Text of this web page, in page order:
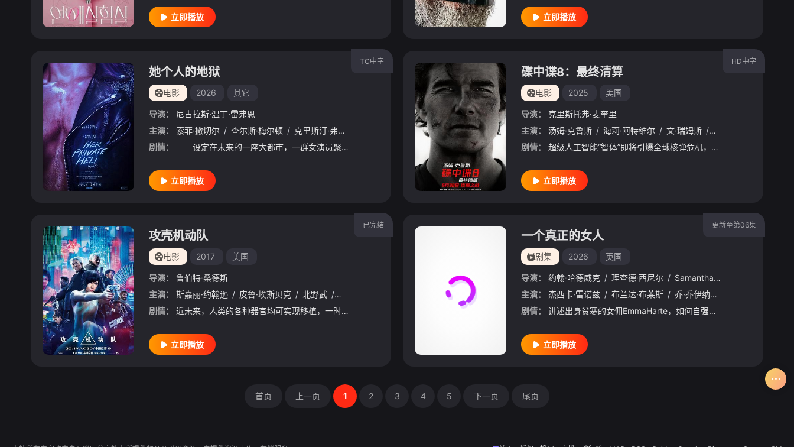
立即播放 立即播放
TC中字
她个人的地狱
电影 2026 其它
导演：
尼古拉斯·温丁·雷弗恩
主演：
索菲·撒切尔 / 查尔斯·梅尔顿 / 克里斯汀·弗劳赛斯 哈瓦娜·罗丝·刘 / 迭戈·卡尔瓦 / 忽那汐里 / 西岛秀俊 / 多格雷·斯科特 / 帕克·索耶 / 萝拉·考菲克森
剧情：
设定在未来的一座大都市，一群女演员聚集在一座豪华酒店，计划拍摄一部类似《太空英雌芭芭丽娜》的电影。与此同时，一个可憎的杀手“皮衣男/LeatherMan”穿梭在城市中猎杀女人。
立即播放
HD中字
碟中谍8：最终清算
电影 2025 美国
导演：
克里斯托弗·麦奎里
主演：
汤姆·克鲁斯 / 海莉·阿特维尔 / 文·瑞姆斯 / 西蒙·佩吉
剧情：
超级人工智能“智体”即将引爆全球核弹危机，把世界推向毁灭边缘。而伊森·亨特（汤姆·克鲁斯 饰）和他的IMF小队在上次行动中遭遇重创，团队濒临分崩离析。虽然伊森已获得关闭“智体”的钥匙，但要彻底消灭“智
立即播放
已完结
攻壳机动队
电影 2017 美国
导演：
鲁伯特·桑德斯
主演：
斯嘉丽·约翰逊 / 皮鲁·埃斯贝克 / 北野武 / 朱丽叶·比诺什 / 黄经汉 丹妮西娅·萨马尔 / 拉札勒斯·雷图勒 / 泉原豊 托万达·马尼莫
剧情：
近未来，人类的各种器官均可实现移植，一时间机器人、生化人、仿生人充斥世间，与人类真假莫辨。某座繁华都市的大厦内，汉卡公司高管正与非洲来宾洽谈业务，突然宴会变成血腥大屠杀，暴走的机器人大开杀戒。隶属
立即播放
更新至第06集
一个真正的女人
剧集 2026 英国
导演： 约翰·哈德威克 / 理查德·西尼尔 / Samantha /
主演：
杰西卡·雷诺兹 / 布兰达·布莱斯 / 乔·乔伊纳 /
剧情：
讲述出身贫寒的女佣EmmaHarte，如何自强不息、勤奋工作、善于学习、抓住各种可能的机会，实现自己人生梦想的历程。 该剧改编自芭芭拉·泰勒·布拉德福德的同名小说。
立即播放
首页 上一页 1 2 3 4 5 下一页 尾页